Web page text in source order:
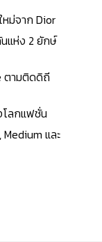
หม่จาก Dior
แห่ง 2 ยักษ์
ตามติดดิถี
โลกแฟชั่น
Medium และ